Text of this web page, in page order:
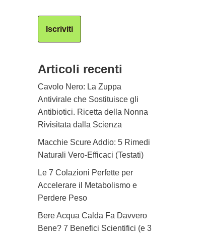
Iscriviti
Articoli recenti
Cavolo Nero: La Zuppa
Antivirale che Sostituisce gli
Antibiotici. Ricetta della Nonna
Rivisitata dalla Scienza
Macchie Scure Addio: 5 Rimedi
Naturali Vero-Efficaci (Testati)
Le 7 Colazioni Perfette per
Accelerare il Metabolismo e
Perdere Peso
Bere Acqua Calda Fa Davvero
Bene? 7 Benefici Scientifici (e 3